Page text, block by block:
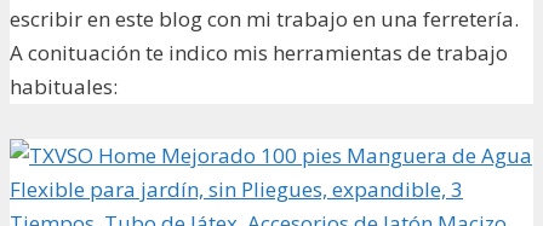
escribir en este blog con mi trabajo en una ferretería.
A conituación te indico mis herramientas de trabajo
habituales: